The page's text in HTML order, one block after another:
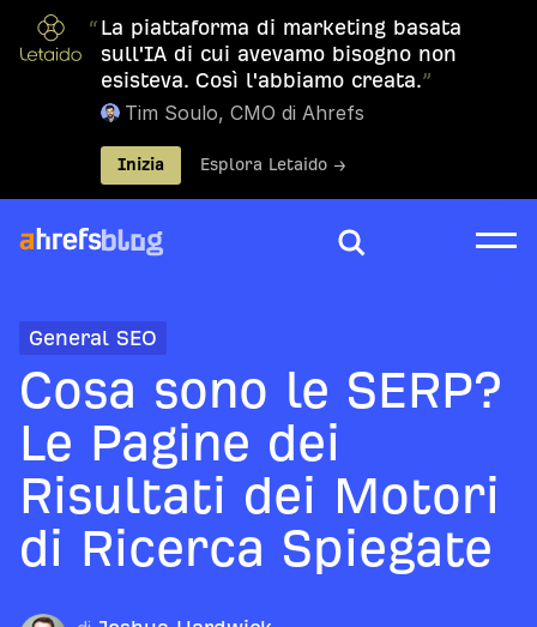
“ La piattaforma di marketing basata
sull'IA di cui avevamo bisogno non
esisteva. Così l'abbiamo creata.”
Tim Soulo, CMO di Ahrefs
Inizia Esplora Letaido →
General SEO
Cosa sono le SERP?
Le Pagine dei
Risultati dei Motori
di Ricerca Spiegate